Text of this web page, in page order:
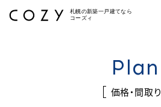
札幌の新築一戸建てなら
コーズィ
Plan
価格・間取り